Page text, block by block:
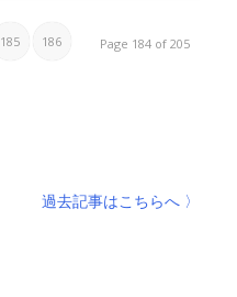
Page 184 of 205
185 186
過去記事はこちらへ 〉